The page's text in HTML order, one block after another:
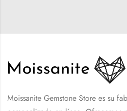
Moissanite Gemstone Store es su